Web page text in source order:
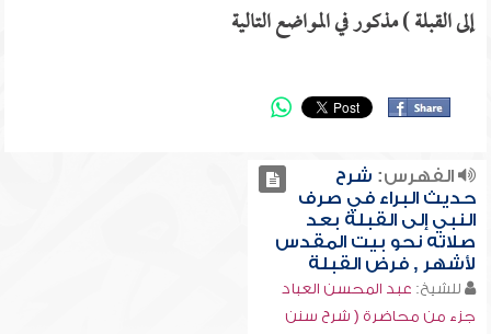
إلى القبلة ) مذكور في المواضع التالية
الفهرس: شرح
حديث البراء في صرف
النبي إلى القبلة بعد
صلاته نحو بيت المقدس
لأشهر , فرض القبلة
للشيخ: عبد المحسن العباد
جزء من محاضرة ( شرح سنن